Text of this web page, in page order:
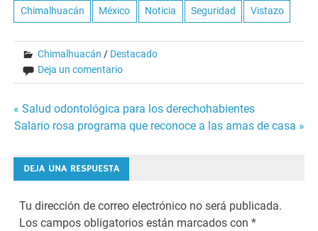
Chimalhuacán México Noticia Seguridad Vistazo
Chimalhuacán / Destacado
Deja un comentario
Navegación
entradas
« Salud odontológica para los derechohabientes
Salario rosa programa que reconoce a las amas de casa »
DEJA UNA RESPUESTA
Tu dirección de correo electrónico no será publicada.
Los campos obligatorios están marcados con*